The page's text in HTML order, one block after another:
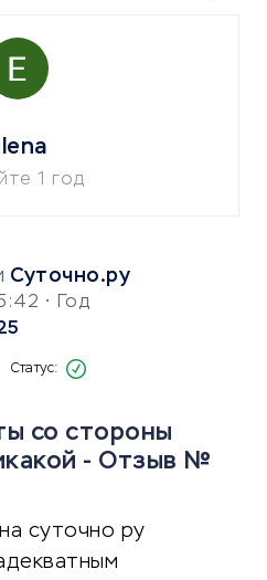
Суточно.ру
• Год
со стороны
- Отзыв №
суточно ру
1 год